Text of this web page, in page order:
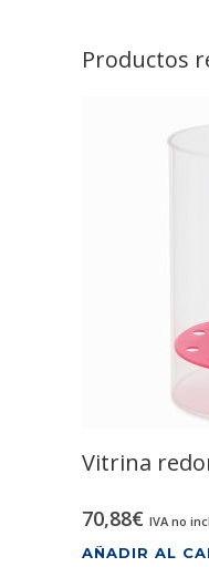
Productos
Vitrina
70,88€ IVA no
AÑADIR AL